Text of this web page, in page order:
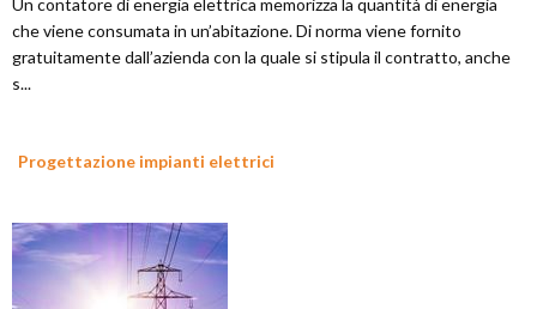
Un contatore di energia elettrica memorizza la quantità di energia
che viene consumata in un’abitazione. Di norma viene fornito
gratuitamente dall’azienda con la quale si stipula il contratto, anche
s...
Progettazione impianti elettrici